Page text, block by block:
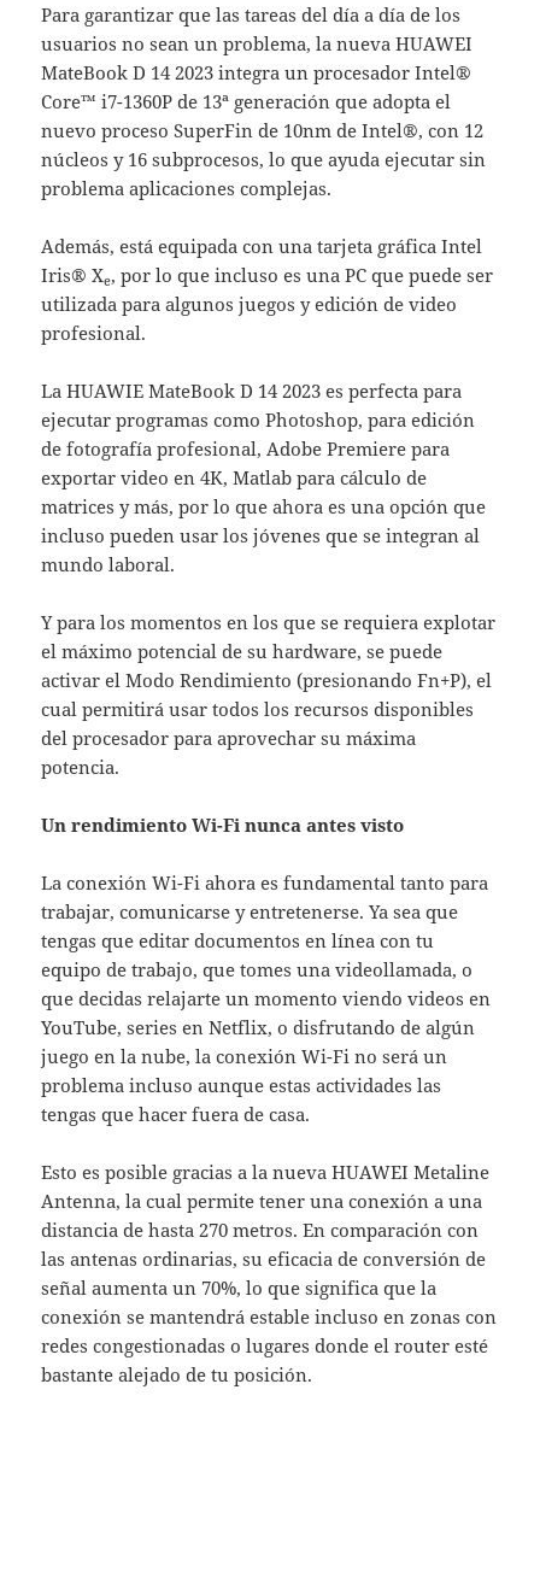
Para garantizar que las tareas del día a día de los
usuarios no sean un problema, la nueva HUAWEI
MateBook D 14 2023 integra un procesador Intel®
Core™ i7-1360P de 13ª generación que adopta el
nuevo proceso SuperFin de 10nm de Intel®, con 12
núcleos y 16 subprocesos, lo que ayuda ejecutar sin
problema aplicaciones complejas.
Además, está equipada con una tarjeta gráfica Intel
Iris® Xe, por lo que incluso es una PC que puede ser
utilizada para algunos juegos y edición de video
profesional.
La HUAWIE MateBook D 14 2023 es perfecta para
ejecutar programas como Photoshop, para edición
de fotografía profesional, Adobe Premiere para
exportar video en 4K, Matlab para cálculo de
matrices y más, por lo que ahora es una opción que
incluso pueden usar los jóvenes que se integran al
mundo laboral.
Y para los momentos en los que se requiera explotar
el máximo potencial de su hardware, se puede
activar el Modo Rendimiento (presionando Fn+P), el
cual permitirá usar todos los recursos disponibles
del procesador para aprovechar su máxima
potencia.
Un rendimiento Wi-Fi nunca antes visto
La conexión Wi-Fi ahora es fundamental tanto para
trabajar, comunicarse y entretenerse. Ya sea que
tengas que editar documentos en línea con tu
equipo de trabajo, que tomes una videollamada, o
que decidas relajarte un momento viendo videos en
YouTube, series en Netflix, o disfrutando de algún
juego en la nube, la conexión Wi-Fi no será un
problema incluso aunque estas actividades las
tengas que hacer fuera de casa.
Esto es posible gracias a la nueva HUAWEI Metaline
Antenna, la cual permite tener una conexión a una
distancia de hasta 270 metros. En comparación con
las antenas ordinarias, su eficacia de conversión de
señal aumenta un 70%, lo que significa que la
conexión se mantendrá estable incluso en zonas con
redes congestionadas o lugares donde el router esté
bastante alejado de tu posición.